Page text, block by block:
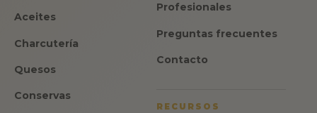
Aceites
Charcutería
Quesos
Conservas
Profesionales
Preguntas frecuentes
Contacto
RECURSOS